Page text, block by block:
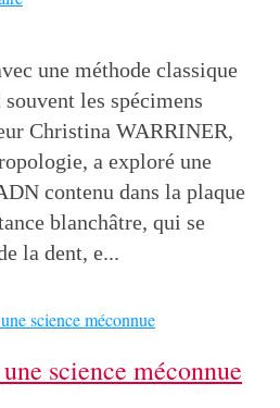
une méthode classique
les spécimens
Christina WARRINER,
a exploré une
contenu dans la plaque
blanchâtre, qui se
la dent, e...
science méconnue